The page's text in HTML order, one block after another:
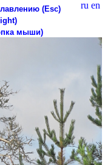
ru en
(Esc)
мыши)